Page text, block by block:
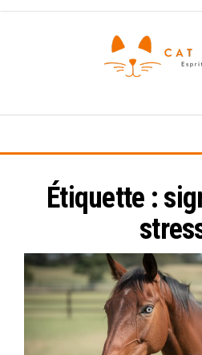
Étiquette :